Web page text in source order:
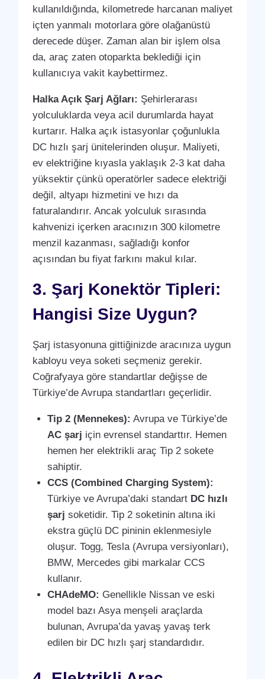
kullanıldığında, kilometrede harcanan maliyet
içten yanmalı motorlara göre olağanüstü
derecede düşer. Zaman alan bir işlem olsa
da, araç zaten otoparkta beklediği için
kullanıcıya vakit kaybettirmez.
Halka Açık Şarj Ağları: Şehirlerarası
yolculuklarda veya acil durumlarda hayat
kurtarır. Halka açık istasyonlar çoğunlukla
DC hızlı şarj ünitelerinden oluşur. Maliyeti,
ev elektriğine kıyasla yaklaşık 2-3 kat daha
yüksektir çünkü operatörler sadece elektriği
değil, altyapı hizmetini ve hızı da
faturalandırır. Ancak yolculuk sırasında
kahvenizi içerken aracınızın 300 kilometre
menzil kazanması, sağladığı konfor
açısından bu fiyat farkını makul kılar.
3. Şarj Konektör Tipleri:
Hangisi Size Uygun?
Şarj istasyonuna gittiğinizde aracınıza uygun
kabloyu veya soketi seçmeniz gerekir.
Coğrafyaya göre standartlar değişse de
Türkiye’de Avrupa standartları geçerlidir.
Tip 2 (Mennekes): Avrupa ve Türkiye’de
AC şarj için evrensel standarttır. Hemen
hemen her elektrikli araç Tip 2 sokete
sahiptir.
CCS (Combined Charging System):
Türkiye ve Avrupa’daki standart DC hızlı
şarj soketidir. Tip 2 soketinin altına iki
ekstra güçlü DC pininin eklenmesiyle
oluşur. Togg, Tesla (Avrupa versiyonları),
BMW, Mercedes gibi markalar CCS
kullanır.
CHAdeMO: Genellikle Nissan ve eski
model bazı Asya menşeli araçlarda
bulunan, Avrupa’da yavaş yavaş terk
edilen bir DC hızlı şarj standardıdır.